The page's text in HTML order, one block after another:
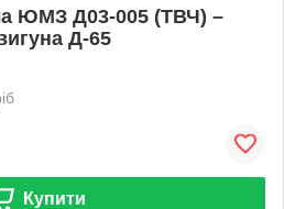
ЮМЗ Д03-005 (ТВЧ) –
Д-65
Купити